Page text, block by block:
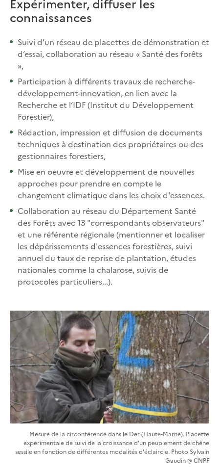
Expérimenter, diffuser les
connaissances
Suivi d’un réseau de placettes de démonstration et
d’essai, collaboration au réseau « Santé des forêts
»,
Participation à différents travaux de recherche-
développement-innovation, en lien avec la
Recherche et l’IDF (Institut du Développement
Forestier),
Rédaction, impression et diffusion de documents
techniques à destination des propriétaires ou des
gestionnaires forestiers,
Mise en oeuvre et développement de nouvelles
approches pour prendre en compte le
changement climatique dans les choix d'essences.
Collaboration au réseau du Département Santé
des Forêts avec 13 "correspondants observateurs"
et une référente régionale (mentionner et localiser
les dépérissements d'essences forestières, suivi
annuel du taux de reprise de plantation, études
nationales comme la chalarose, suivis de
protocoles particuliers...).
Mesure de la circonférence dans le Der (Haute-Marne). Placette
expérimentale de suivi de la croissance d'un peuplement de chêne
sessile en fonction de différentes modalités d'éclaircie. Photo Sylvain
Gaudin @ CNPF